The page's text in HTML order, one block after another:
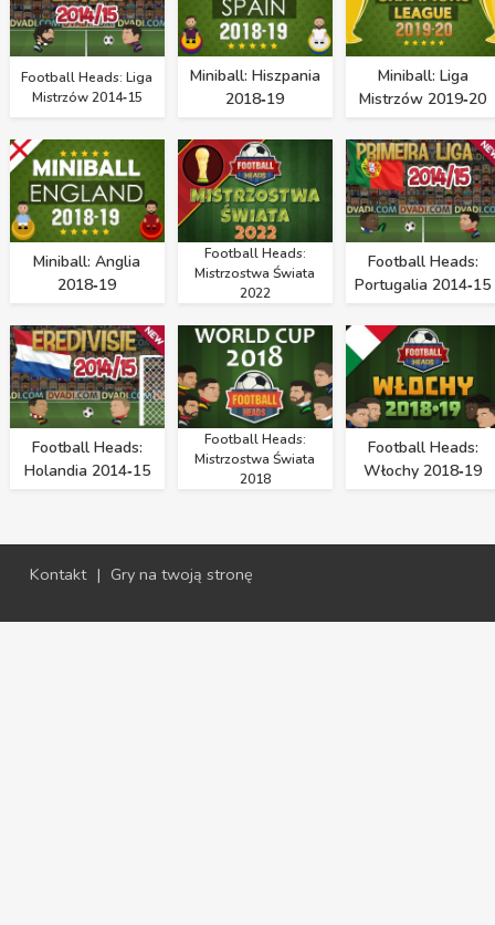
Football Heads: Liga
Mistrzów 2014‑15
Miniball: Hiszpania
2018‑19
Miniball: Liga
Mistrzów 2019‑20
Miniball: Anglia
2018‑19
Football Heads:
Mistrzostwa Świata
2022
Football Heads:
Portugalia 2014‑15
Football Heads:
Holandia 2014‑15
Football Heads:
Mistrzostwa Świata
2018
Football Heads:
Włochy 2018‑19
Kontakt | Gry na twoją stronę